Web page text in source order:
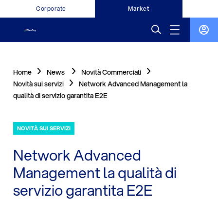
Corporate Market
Home News
Novità Commerciali
Novità sui servizi
Network Advanced Management la
qualità di servizio garantita E2E
NOVITÀ SUI SERVIZI
Network Advanced
Management la qualità di
servizio garantita E2E